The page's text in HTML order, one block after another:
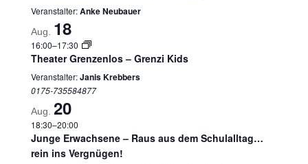
Veranstalter:Anke Neubauer
Aug. 18
16:00–17:30
Theater Grenzenlos – Grenzi Kids
Veranstalter:Janis Krebbers
0175-735584877
Aug. 20
18:30–20:00
Junge Erwachsene – Raus aus dem Schulalltag…
rein ins Vergnügen!